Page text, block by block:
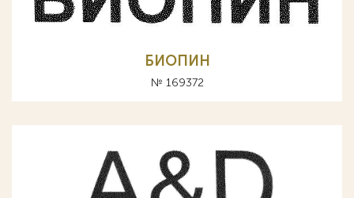
БИОПИН
№ 169372